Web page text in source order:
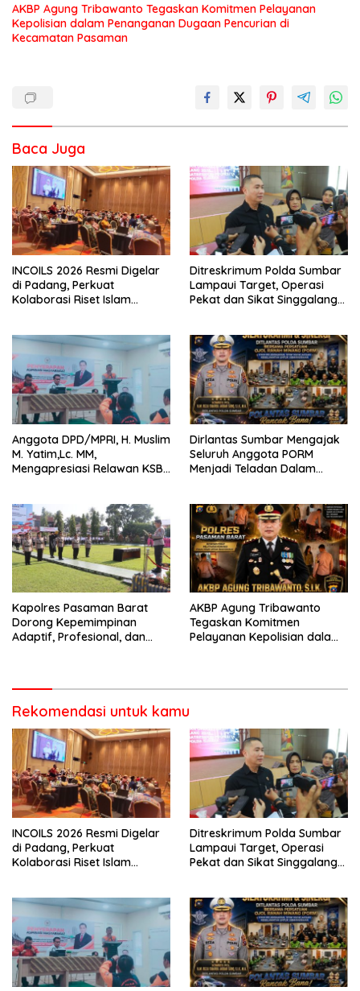
AKBP Agung Tribawanto Tegaskan Komitmen Pelayanan
Kepolisian dalam Penanganan Dugaan Pencurian di
Kecamatan Pasaman
Baca Juga
INCOILS 2026 Resmi Digelar
di Padang, Perkuat
Kolaborasi Riset Islam
Ditreskrimum Polda Sumbar
Lampaui Target, Operasi
Pekat dan Sikat Singgalang
Anggota DPD/MPRI, H. Muslim
M. Yatim,Lc. MM,
Mengapresiasi Relawan KSB
Bencana
Dirlantas Sumbar Mengajak
Seluruh Anggota PORM
Menjadi Teladan Dalam
Perlengkapan Keselamatan
Berkendara
Kapolres Pasaman Barat
Dorong Kepemimpinan
Adaptif, Profesional, dan
AKBP Agung Tribawanto
Tegaskan Komitmen
Pelayanan Kepolisian dalam
Rekomendasi untuk kamu
INCOILS 2026 Resmi Digelar
di Padang, Perkuat
Kolaborasi Riset Islam
Ditreskrimum Polda Sumbar
Lampaui Target, Operasi
Pekat dan Sikat Singgalang